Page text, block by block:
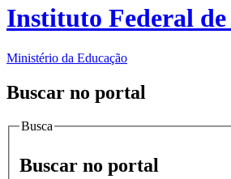
Instituto Federal
Ministério da Educação
Buscar no portal
Busca
Buscar no portal